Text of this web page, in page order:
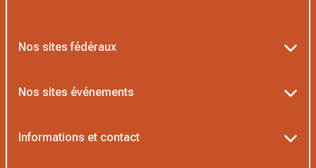
Nos sites fédéraux
Nos sites événements
Informations et contact